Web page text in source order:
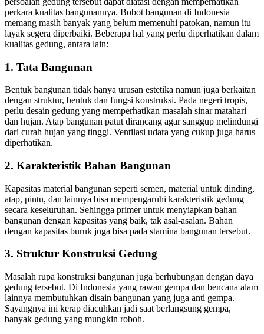
perkara kualitas bangunannya. Bobot bangunan di Indonesia
memang masih banyak yang belum memenuhi patokan, namun itu
layak segera diperbaiki. Beberapa hal yang perlu diperhatikan dalam
kualitas gedung, antara lain:
1. Tata Bangunan
Bentuk bangunan tidak hanya urusan estetika namun juga berkaitan
dengan struktur, bentuk dan fungsi konstruksi. Pada negeri tropis,
perlu desain gedung yang memperhatikan masalah sinar matahari
dan hujan. Atap bangunan patut dirancang agar sanggup melindungi
dari curah hujan yang tinggi. Ventilasi udara yang cukup juga harus
diperhatikan.
2. Karakteristik Bahan Bangunan
Kapasitas material bangunan seperti semen, material untuk dinding,
atap, pintu, dan lainnya bisa mempengaruhi karakteristik gedung
secara keseluruhan. Sehingga primer untuk menyiapkan bahan
bangunan dengan kapasitas yang baik, tak asal-asalan. Bahan
dengan kapasitas buruk juga bisa pada stamina bangunan tersebut.
3. Struktur Konstruksi Gedung
Masalah rupa konstruksi bangunan juga berhubungan dengan daya
gedung tersebut. Di Indonesia yang rawan gempa dan bencana alam
lainnya membutuhkan disain bangunan yang juga anti gempa.
Sayangnya ini kerap diacuhkan jadi saat berlangsung gempa,
banyak gedung yang mungkin roboh.